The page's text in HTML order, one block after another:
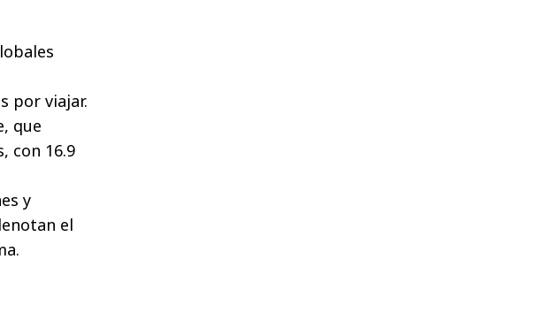
por viajar.
que
con 16.9
y
el